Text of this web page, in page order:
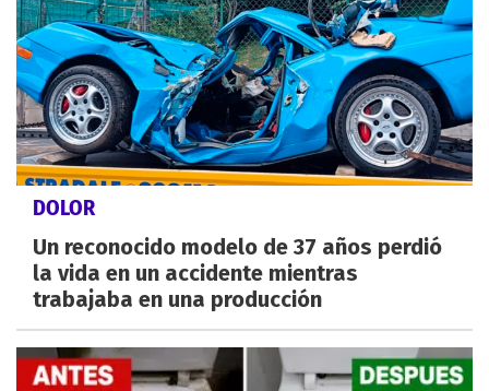
DOLOR
Un reconocido modelo de 37 años perdió
la vida en un accidente mientras
trabajaba en una producción